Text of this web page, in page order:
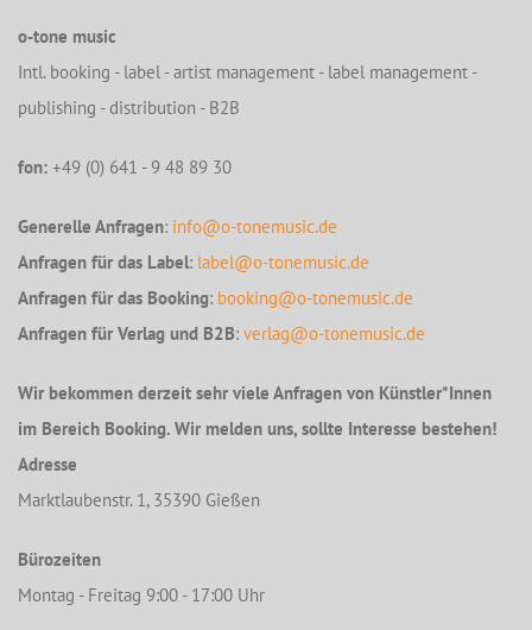
o-tone music
Intl. booking - label - artist management - label management -
publishing - distribution - B2B
fon: +49 (0) 641 - 9 48 89 30
Generelle Anfragen: info@o-tonemusic.de
Anfragen für das Label: label@o-tonemusic.de
Anfragen für das Booking: booking@o-tonemusic.de
Anfragen für Verlag und B2B: verlag@o-tonemusic.de
Wir bekommen derzeit sehr viele Anfragen von Künstler*Innen
im Bereich Booking. Wir melden uns, sollte Interesse bestehen!
Adresse
Marktlaubenstr. 1, 35390 Gießen
Bürozeiten
Montag - Freitag 9:00 - 17:00 Uhr